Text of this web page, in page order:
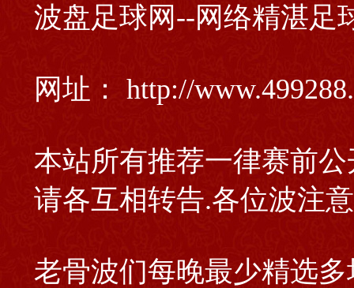
波盘足球网--网络精湛足
网址： http://
本站所有推荐一律赛前
请各互相转告.各位波注意
老骨波们每晚最少精选